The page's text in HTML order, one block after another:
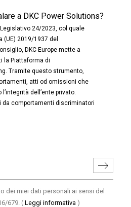
a DKC Power Solutions?
24/2023, col quale
(UE) 2019/1937 del
DKC Europe mette a
la Piattaforma di
Tramite questo strumento,
atti od omissioni che
dell’ente privato.
da comportamenti discriminatori
dei miei dati personali ai sensi del
679. ( Leggi informativa )